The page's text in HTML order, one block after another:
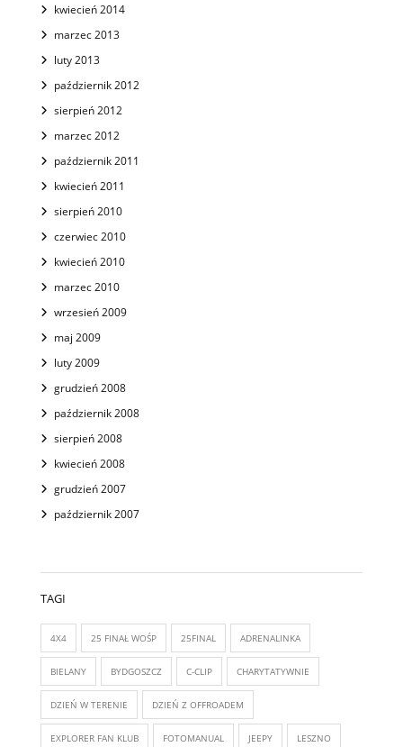
kwiecień 2014
marzec 2013
luty 2013
październik 2012
sierpień 2012
marzec 2012
październik 2011
kwiecień 2011
sierpień 2010
czerwiec 2010
kwiecień 2010
marzec 2010
wrzesień 2009
maj 2009
luty 2009
grudzień 2008
październik 2008
sierpień 2008
kwiecień 2008
grudzień 2007
październik 2007
TAGI
4X4 25 FINAŁ WOŚP 25FINAL ADRENALINKA
BIELANY BYDGOSZCZ C-CLIP CHARYTATYWNIE
DZIEŃ W TERENIE DZIEŃ Z OFFROADEM
EXPLORER FAN KLUB FOTOMANUAL JEEPY LESZNO